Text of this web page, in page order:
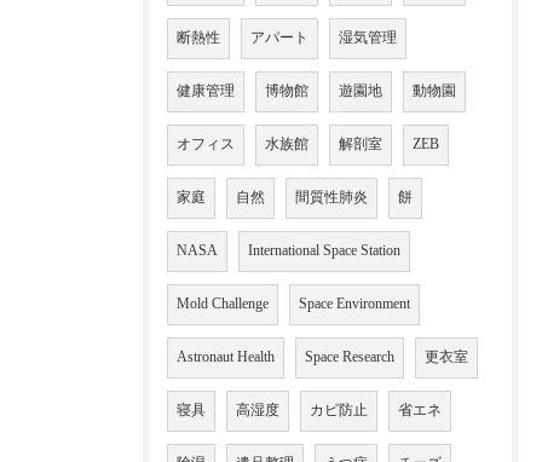
断熱性 アパート 湿気管理
健康管理 博物館 遊園地 動物園
オフィス 水族館 解剖室 ZEB
家庭 自然 間質性肺炎 餅
NASA International Space Station
Mold Challenge Space Environment
Astronaut Health Space Research 更衣室
寝具 高湿度 カビ防止 省エネ